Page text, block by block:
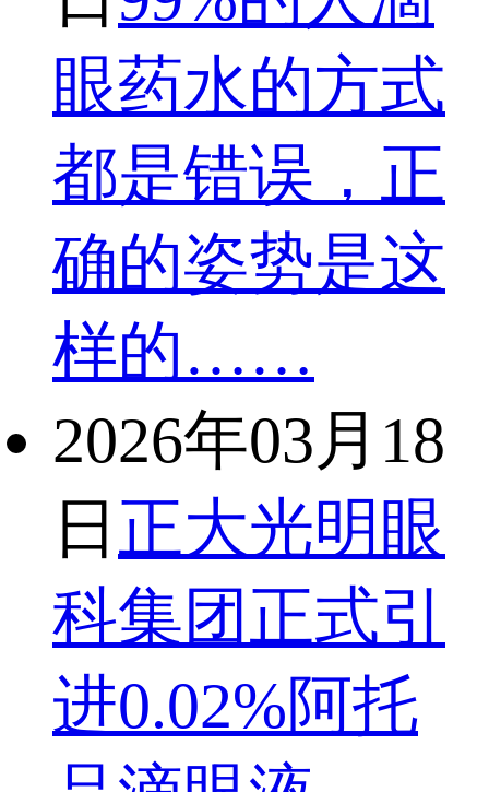
眼药水的方式
都是错误，正
确的姿势是这
样的……
2026年03月18
日 正大光明眼
科集团正式引
进0.02%阿托